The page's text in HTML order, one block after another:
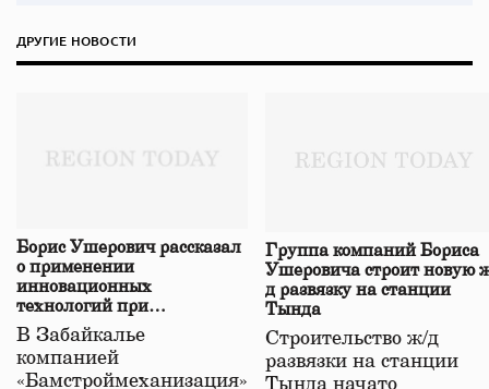
ДРУГИЕ НОВОСТИ
Борис Ушерович рассказал
о применении
инновационных
технологий при
строительстве нового моста
в Забайкалье
В Забайкалье
компанией
«Бамстроймеханизация»
Группа компаний Бориса
Ушеровича строит новую
д развязку на станции
Тында
Строительство ж/д
развязки на станции
Тында начато